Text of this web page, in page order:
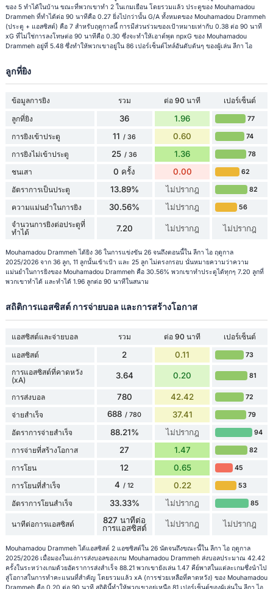
ของ 5 ทำได้ในบ้าน ขณะที่พวกเขาทำ 2 ในเกมเยือน โดยรวมแล้ว ประตูของ Mouhamadou
Drammeh ที่ทำได้ต่อ 90 นาทีคือ 0.27 ยิ่งไปกว่านั้น G/A ทั้งหมดของ Mouhamadou Drammeh
(ประตู + แอสซิสต์) คือ 7 สำหรับฤดูกาลนี้ การมีส่วนร่วมของเป้าหมายเท่ากับ 0.38 ต่อ 90 นาที
xG ที่ไม่ใช่การลงโทษต่อ 90 นาทีคือ 0.30 ซึ่งจะทำให้เอาต์พุต npxG ของ Mouhamadou
Drammeh อยู่ที่ 5.48 ซึ่งทำให้พวกเขาอยู่ใน 86 เปอร์เซ็นต์ไทล์อันดับต้นๆ ของผู้เล่น ลีกา ไอ
ลูกที่ยิง
ข้อมูลการยิง รวม ต่อ 90 นาที
เปอร์เซ็นต์
ลูกที่ยิง
36 1.96 77
การยิงเข้าประตู 11 / 36 0.60 74
การยิงไม่เข้าประตู 25 / 36 1.36 78
ชนเสา 0 ครั้ง 0.00 62
อัตราการเป็นประตู 13.89% ไม่ปรากฎ 82
ความแม่นยำในการยิง 30.56% ไม่ปรากฎ 56
จำนวนการยิงต่อประตูที่
ทำได้
7.20 ไม่ปรากฎ ไม่ปรากฎ
Mouhamadou Drammeh ได้ยิง 36 ในการแข่งขัน 26 จนถึงตอนนี้ใน ลีกา ไอ ฤดูกาล
2025/2026 จาก 36 ลูก, 11 ลูกนั้นเข้าเป้า และ 25 ลูก ไม่ตรงกรอบ นั่นหมายความว่าความ
แม่นยำในการยิงของ Mouhamadou Drammeh คือ 30.56% พวกเขาทำประตูได้ทุกๆ 7.20 ลูกที่
พวกเขาทำได้ และทำได้ 1.96 ลูกต่อ 90 นาทีในสนาม
สถิติการแอสซิสต์ การจ่ายบอล และการสร้างโอกาส
แอสซิสต์และจ่ายบอล รวม ต่อ 90 นาที
เปอร์เซ็นต์
แอสซิสต์
2 0.11 73
การแอสซิสต์ที่คาดหวัง
(xA)
3.64 0.20 81
การส่งบอล 780 42.42 72
จ่ายสำเร็จ 688 / 780 37.41 79
อัตราการจ่ายสำเร็จ 88.21% ไม่ปรากฎ 94
การจ่ายที่สร้างโอกาส 27 1.47 82
การโยน 12 0.65 45
การโยนที่สำเร็จ 4 / 12 0.22 53
อัตราการโยนสำเร็จ 33.33% ไม่ปรากฎ 85
นาทีต่อการแอสซิสต์
827 นาทีต่อ
การแอสซิสต์
ไม่ปรากฎ ไม่ปรากฎ
Mouhamadou Drammeh ได้แอสซิสต์ 2 แอซซิสต์ใน 26 นัดจนถึงขณะนี้ใน ลีกา ไอ ฤดูกาล
2025/2026 เมื่อมองในแง่การส่งบอลของเกม Mouhamadou Drammeh ส่งบอลประมาณ 42.42
ครั้งในระหว่างเกมด้วยอัตราการส่งสำเร็จ 88.21 พวกเขายังเล่น 1.47 คีย์พาสในแต่ละเกมซึ่งนำไป
สู่โอกาสในการทำคะแนนที่สำคัญ โดยรวมแล้ว xA (การช่วยเหลือที่คาดหวัง) ของ Mouhamadou